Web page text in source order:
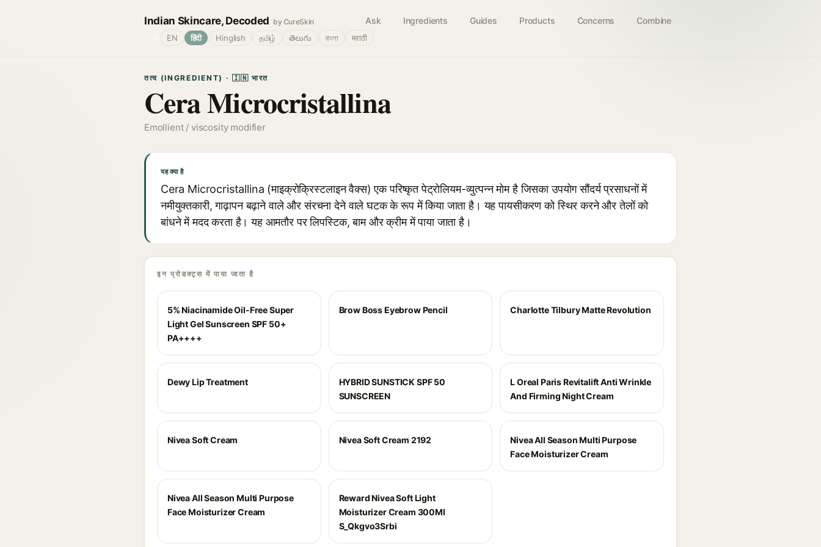
Indian Skincare, Decoded by CureSkin Ask Ingredients Guides Products Concerns Combine
EN हिंदी Hinglish தமிழ் తెలుగు বাংলা मराठी
तत्व (INGREDIENT) · 🇮🇳 भारत
Cera Microcristallina
Emollient / viscosity modifier
यह क्या है
Cera Microcristallina (माइक्रोक्रिस्टलाइन वैक्स) एक परिष्कृत पेट्रोलियम-व्युत्पन्न मोम है जिसका उपयोग सौंदर्य प्रसाधनों में
नमीयुक्तकारी, गाढ़ापन बढ़ाने वाले और संरचना देने वाले घटक के रूप में किया जाता है। यह पायसीकरण को स्थिर करने और तेलों को
बांधने में मदद करता है। यह आमतौर पर लिपस्टिक, बाम और क्रीम में पाया जाता है।
इन प्रोडक्ट्स में पाया जाता है
5% Niacinamide Oil-Free Super
Light Gel Sunscreen SPF 50+
PA++++
Brow Boss Eyebrow Pencil Charlotte Tilbury Matte Revolution
Dewy Lip Treatment
HYBRID SUNSTICK SPF 50
SUNSCREEN
L Oreal Paris Revitalift Anti Wrinkle
And Firming Night Cream
Nivea Soft Cream Nivea Soft Cream 2192
Nivea All Season Multi Purpose
Face Moisturizer Cream
Nivea All Season Multi Purpose
Face Moisturizer Cream
Reward Nivea Soft Light
Moisturizer Cream 300Ml
S_Qkgvo3Srbi